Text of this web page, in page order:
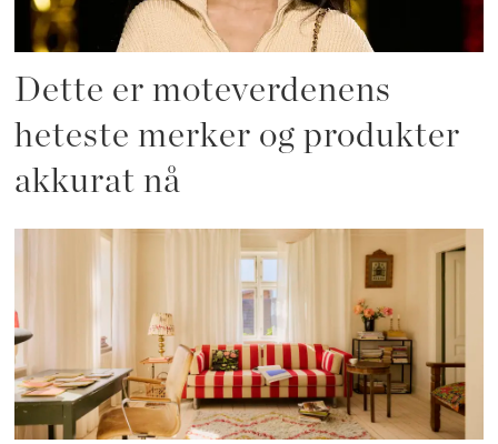
Dette er moteverdenens
heteste merker og produkter
akkurat nå